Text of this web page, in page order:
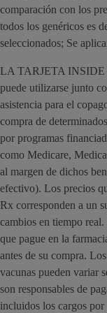
comparación con los
todos los genéricos es
seleccionados; Se
LA TARJETA INSIDE
puede utilizarse junto
asistencia para el
compra de
por programas
como Medicare,
al margen de dichos
efectivo). Los precios
Rx corresponden a un
cambios en tiempo
que pague en la
antes de su compra.
vacunas pueden variar
son responsables de
incluidos los cargos